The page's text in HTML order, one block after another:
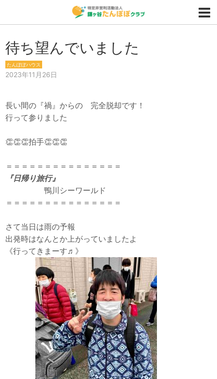
待ち望んでいました
たんぽぽハウス
2023年11月26日
長い間の『禍』からの 完全脱却です！
行って参りました
👏👏👏拍手👏👏👏
＝＝＝＝＝＝＝＝＝＝＝＝＝＝＝
『日帰り旅行』
鴨川シーワールド
＝＝＝＝＝＝＝＝＝＝＝＝＝＝＝
さて当日は雨の予報
出発時はなんとか上がっていましたよ
《行ってきまーす♬》